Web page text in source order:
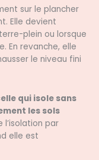
Elle devient
plein ou lorsque
En revanche, elle
le niveau fini
les sols
l’isolation par
elle est